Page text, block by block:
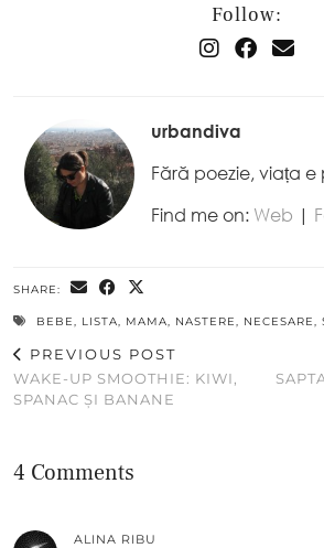
Follow:
urbandiva
Fără poezie, viața e
Find me on: Web |
SHARE:
BEBE, LISTA, MAMA, NASTERE, NECESARE,
PREVIOUS POST
WAKE-UP SMOOTHIE: KIWI,
SPANAC ȘI BANANE
4 Comments
ALINA RIBU